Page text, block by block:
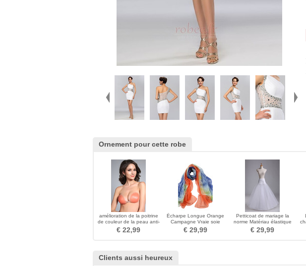
Ornement pour cette robe
amélioration de la poitrine
de couleur de la peau anti-
soutien-gorge invisible
recueilli Stealth Invisible
€ 22,99
Écharpe Longue Orange
Campagne Vraie soie
Ombre Vaporiser la fleur
€ 29,99
Petticoat de mariage la
norme Matériau élastique
Fort net Robe pleine
€ 29,99
Clients aussi heureux